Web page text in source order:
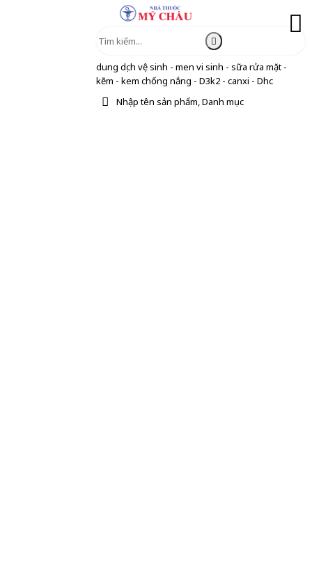
dung dịch vệ sinh - men vi sinh - sữa rửa mặt -
kẽm - kem chống nắng - D3k2 - canxi - Dhc
Nhập tên sản phẩm, Danh mục